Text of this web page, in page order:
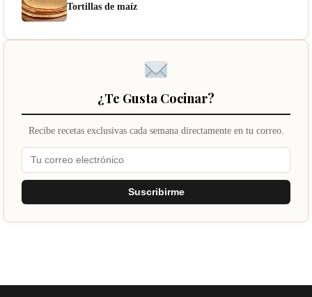
Tortillas de maíz
¿Te Gusta Cocinar?
Recibe recetas exclusivas cada semana directamente en tu correo.
Suscribirme